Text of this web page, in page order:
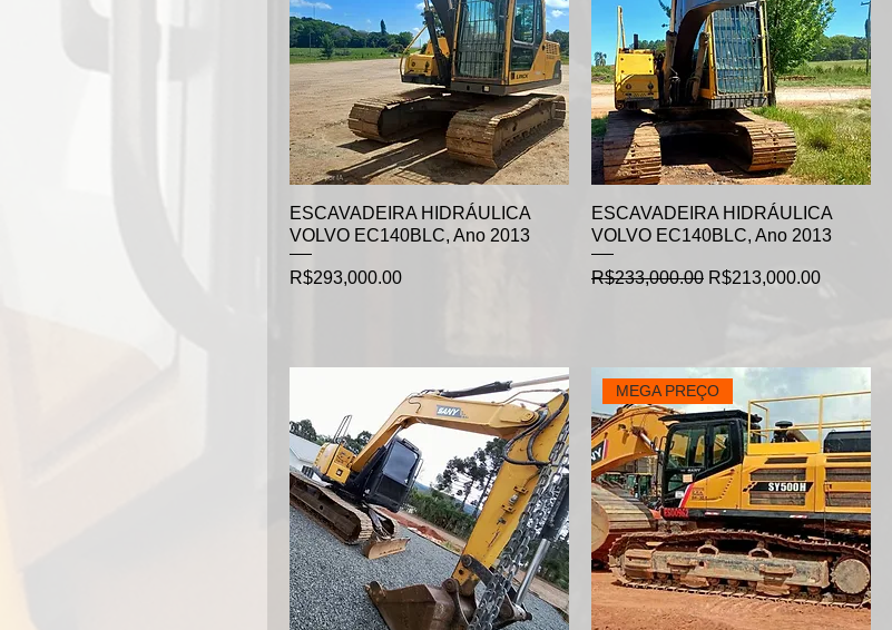
ESCAVADEIRA HIDRÁULICA
VOLVO EC140BLC, Ano 2013
Price
R$293,000.00
ESCAVADEIRA HIDRÁULICA
VOLVO EC140BLC, Ano 2013
Regular Price
R$233,000.00 Sale Price
R$213,000.00
MEGA PREÇO